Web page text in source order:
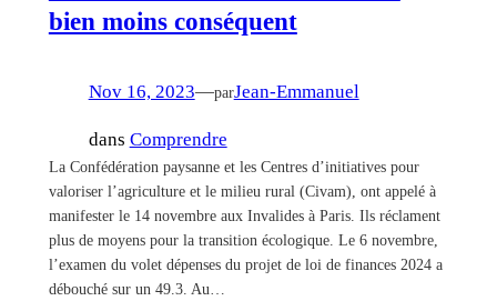
bien moins conséquent
Nov 16, 2023—parJean-Emmanuel
dans Comprendre
La Confédération paysanne et les Centres d’initiatives pour
valoriser l’agriculture et le milieu rural (Civam), ont appelé à
manifester le 14 novembre aux Invalides à Paris. Ils réclament
plus de moyens pour la transition écologique. Le 6 novembre,
l’examen du volet dépenses du projet de loi de finances 2024 a
débouché sur un 49.3. Au…